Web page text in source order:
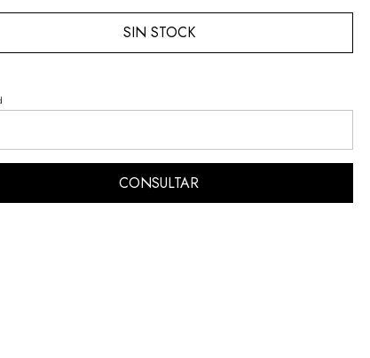
SIN STOCK
CONSULTAR